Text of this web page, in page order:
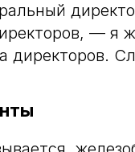
— я
директоров.